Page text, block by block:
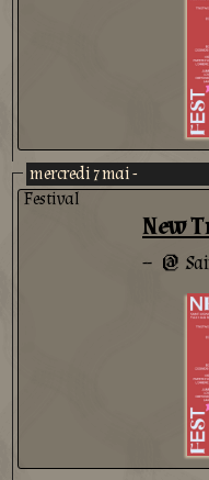
mercredi 7 mai -
Festival
New
-- @